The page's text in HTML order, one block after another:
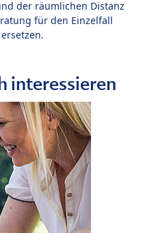
der räumlichen Distanz
für den Einzelfall
interessieren